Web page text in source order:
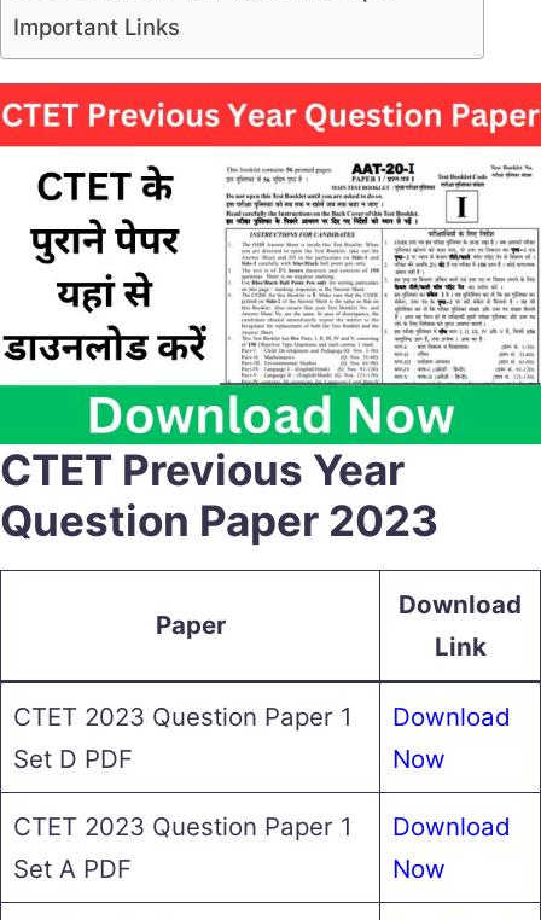
Important Links
CTET Previous Year
Question Paper 2023
Paper
Download
Link
CTET 2023 Question Paper 1
Set D PDF
Download
Now
CTET 2023 Question Paper 1
Set A PDF
Download
Now